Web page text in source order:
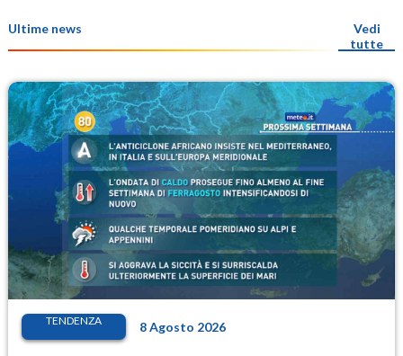
Ultime news
Vedi
tutte
TENDENZA 8 Agosto 2026